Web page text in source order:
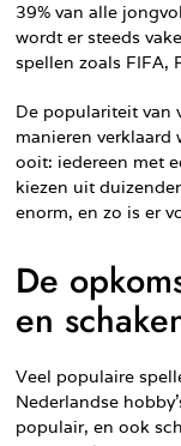
39% van alle
wordt er steeds
spellen zoals FIFA,
De populariteit van
manieren verklaard
ooit: iedereen met
kiezen uit
enorm, en zo is er
De
en
Veel populaire
Nederlandse
populair, en ook